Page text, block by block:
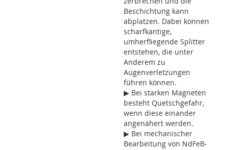
Beschichtung kann
abplatzen. Dabei können
scharfkantige,
umherfliegende Splitter
entstehen, die unter
Anderem zu
Augenverletzungen
führen können.
▶ Bei starken Magneten
besteht Quetschgefahr,
wenn diese einander
angenähert werden.
▶ Bei mechanischer
Bearbeitung von NdFeB-